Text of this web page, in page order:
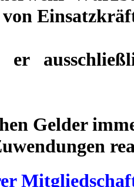
von
Gelder